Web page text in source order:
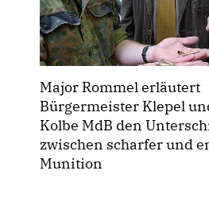
Major Rommel erläutert
Bürgermeister Klepel
Kolbe MdB den
zwischen scharfer und
Munition